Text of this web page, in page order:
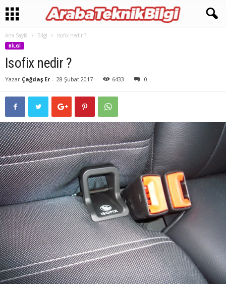
Ana Sayfa Bilgi Isofix nedir ?
BILGI
Isofix nedir ?
Yazar Çağdaş Er - 28 Şubat 2017 6433 0